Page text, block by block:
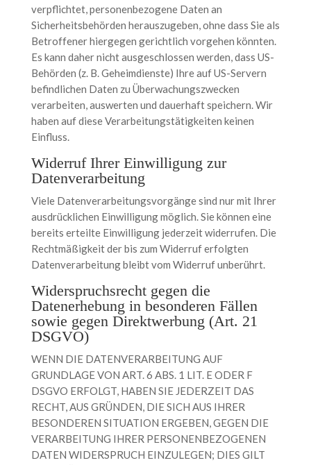
verpflichtet, personenbezogene Daten an
Sicherheitsbehörden herauszugeben, ohne dass Sie als
Betroffener hiergegen gerichtlich vorgehen könnten.
Es kann daher nicht ausgeschlossen werden, dass US-
Behörden (z. B. Geheimdienste) Ihre auf US-Servern
befindlichen Daten zu Überwachungszwecken
verarbeiten, auswerten und dauerhaft speichern. Wir
haben auf diese Verarbeitungstätigkeiten keinen
Einfluss.
Widerruf Ihrer Einwilligung zur
Datenverarbeitung
Viele Datenverarbeitungsvorgänge sind nur mit Ihrer
ausdrücklichen Einwilligung möglich. Sie können eine
bereits erteilte Einwilligung jederzeit widerrufen. Die
Rechtmäßigkeit der bis zum Widerruf erfolgten
Datenverarbeitung bleibt vom Widerruf unberührt.
Widerspruchsrecht gegen die
Datenerhebung in besonderen Fällen
sowie gegen Direktwerbung (Art. 21
DSGVO)
WENN DIE DATENVERARBEITUNG AUF
GRUNDLAGE VON ART. 6 ABS. 1 LIT. E ODER F
DSGVO ERFOLGT, HABEN SIE JEDERZEIT DAS
RECHT, AUS GRÜNDEN, DIE SICH AUS IHRER
BESONDEREN SITUATION ERGEBEN, GEGEN DIE
VERARBEITUNG IHRER PERSONENBEZOGENEN
DATEN WIDERSPRUCH EINZULEGEN; DIES GILT